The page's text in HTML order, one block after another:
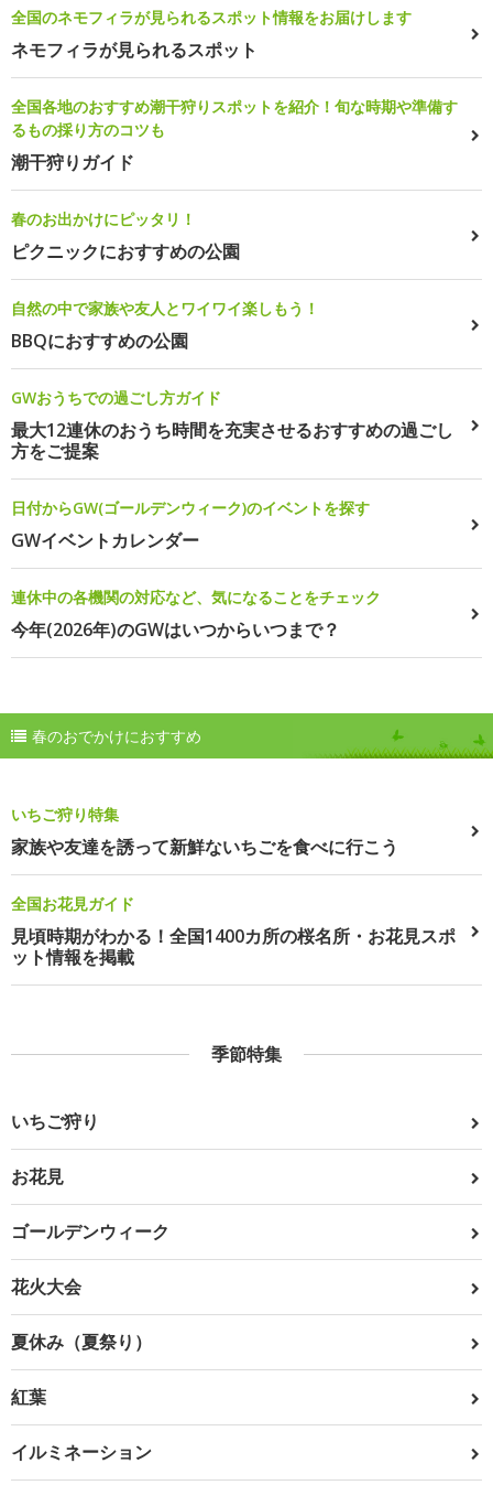
全国のネモフィラが見られるスポット情報をお届けします
ネモフィラが見られるスポット
全国各地のおすすめ潮干狩りスポットを紹介！旬な時期や準備す
るもの採り方のコツも
潮干狩りガイド
春のお出かけにピッタリ！
ピクニックにおすすめの公園
自然の中で家族や友人とワイワイ楽しもう！
BBQにおすすめの公園
GWおうちでの過ごし方ガイド
最大12連休のおうち時間を充実させるおすすめの過ごし
方をご提案
日付からGW(ゴールデンウィーク)のイベントを探す
GWイベントカレンダー
連休中の各機関の対応など、気になることをチェック
今年(2026年)のGWはいつからいつまで？
春のおでかけにおすすめ
いちご狩り特集
家族や友達を誘って新鮮ないちごを食べに行こう
全国お花見ガイド
見頃時期がわかる！全国1400カ所の桜名所・お花見スポ
ット情報を掲載
季節特集
いちご狩り
お花見
ゴールデンウィーク
花火大会
夏休み（夏祭り）
紅葉
イルミネーション